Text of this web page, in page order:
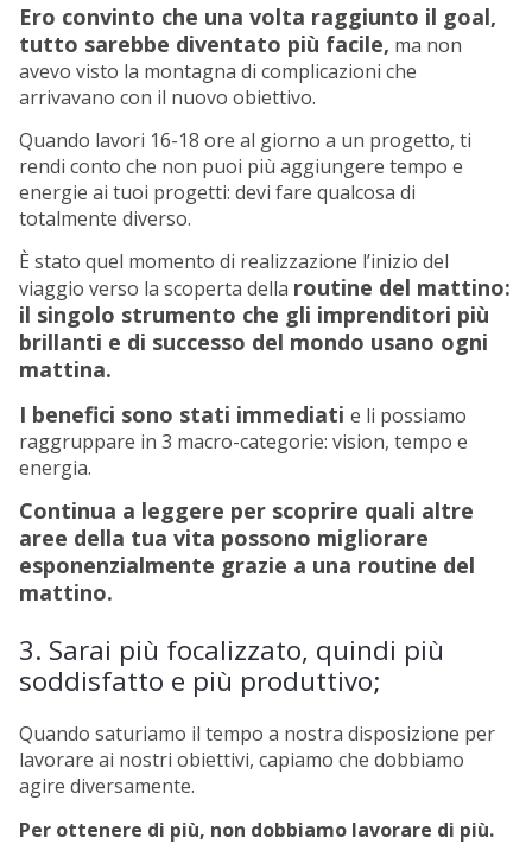
Ero convinto che una volta raggiunto il goal,
tutto sarebbe diventato più facile, ma non
avevo visto la montagna di complicazioni che
arrivavano con il nuovo obiettivo.
Quando lavori 16-18 ore al giorno a un progetto, ti
rendi conto che non puoi più aggiungere tempo e
energie ai tuoi progetti: devi fare qualcosa di
totalmente diverso.
È stato quel momento di realizzazione l’inizio del
viaggio verso la scoperta della routine del mattino:
il singolo strumento che gli imprenditori più
brillanti e di successo del mondo usano ogni
mattina.
I benefici sono stati immediati e li possiamo
raggruppare in 3 macro-categorie: vision, tempo e
energia.
Continua a leggere per scoprire quali altre
aree della tua vita possono migliorare
esponenzialmente grazie a una routine del
mattino.
3. Sarai più focalizzato, quindi più
soddisfatto e più produttivo;
Quando saturiamo il tempo a nostra disposizione per
lavorare ai nostri obiettivi, capiamo che dobbiamo
agire diversamente.
Per ottenere di più, non dobbiamo lavorare di più.